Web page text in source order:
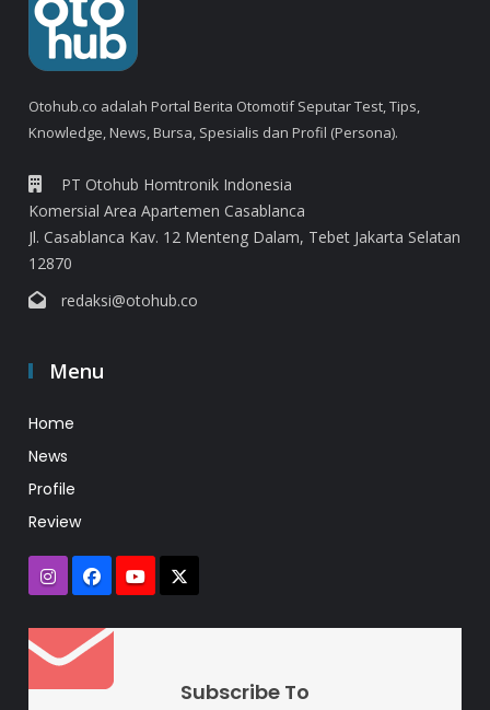
Otohub.co adalah Portal Berita Otomotif Seputar Test, Tips,
Knowledge, News, Bursa, Spesialis dan Profil (Persona).
PT Otohub Homtronik Indonesia
Komersial Area Apartemen Casablanca
Jl. Casablanca Kav. 12 Menteng Dalam, Tebet Jakarta Selatan
12870
redaksi@otohub.co
Menu
Home
News
Profile
Review
Subscribe To